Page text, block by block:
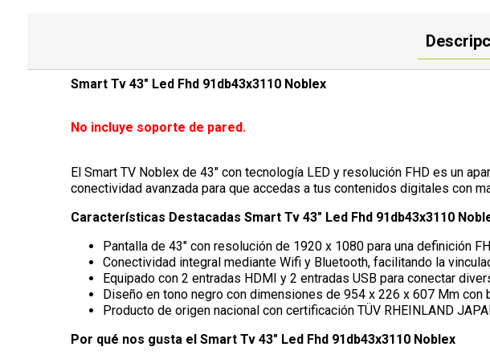
Smart Tv 43" Led Fhd 91db43x3110 Noblex
No incluye soporte de pared.
El Smart TV Noblex de 43" con tecnología LED y resolución FHD es un
conectividad avanzada para que accedas a tus contenidos digitales con
Características Destacadas Smart Tv 43" Led Fhd 91db43x3110
Pantalla de 43" con resolución de 1920 x 1080 para una definición
Conectividad integral mediante Wifi y Bluetooth, facilitando la
Equipado con 2 entradas HDMI y 2 entradas USB para conectar
Diseño en tono negro con dimensiones de 954 x 226 x 607 Mm con
Producto de origen nacional con certificación TÜV RHEINLAND
Por qué nos gusta el Smart Tv 43" Led Fhd 91db43x3110 Noblex